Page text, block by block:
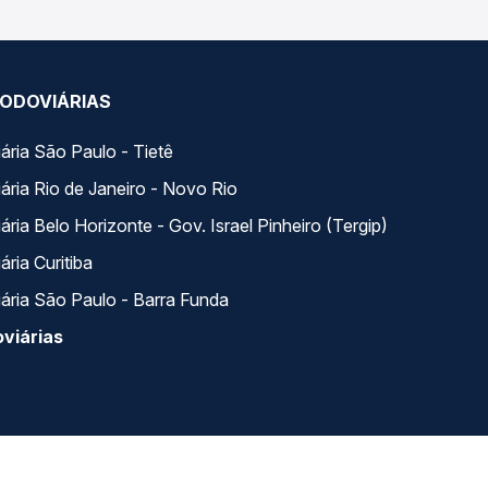
São Paulo - Tietê
Rio de Janeiro - Novo Rio
Belo Horizonte - Gov. Israel Pinheiro (Tergip)
Curitiba
São Paulo - Barra Funda